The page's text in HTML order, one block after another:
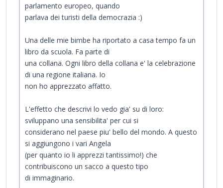
parlamento europeo, quando
parlava dei turisti della democrazia :)
Una delle mie bimbe ha riportato a casa tempo fa un
libro da scuola. Fa parte di
una collana. Ogni libro della collana e' la celebrazione
di una regione italiana. Io
non ho apprezzato affatto.
L'effetto che descrivi lo vedo gia' su di loro:
sviluppano una sensibilita' per cui si
considerano nel paese piu' bello del mondo. A questo
si aggiungono i vari Angela
(per quanto io li apprezzi tantissimo!) che
contribuiscono un sacco a questo tipo
di immaginario.